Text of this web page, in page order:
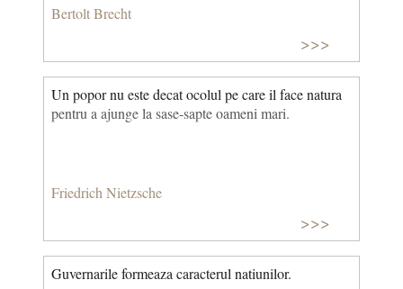
Bertolt Brecht
>>>
Un popor nu este decat ocolul pe care il face natura
pentru a ajunge la sase-sapte oameni mari.
Friedrich Nietzsche
>>>
Guvernarile formeaza caracterul natiunilor.